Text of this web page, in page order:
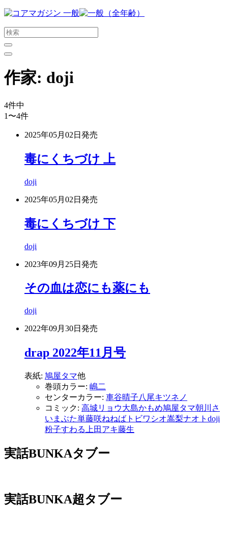
メ
ン
コ
ン
ン
ツ
ス
キ
作家: doji
4件中
1〜4件
2025年05月02日 発売
毒にくちづけ 上
doji
2025年05月02日 発売
毒にくちづけ 下
doji
2023年09月25日 発売
その血は恋にも薬にも
doji
2022年09月30日 発売
drap 2022年11月号
表紙: 鳩屋タマ他
巻頭カラー: 嶋二
センターカラー: 車谷晴子八尾キツネノ
コミック: 高城リョウ大島かもめ鳩屋タマ朝川さ
い まぶた単藤咲ねねば トビワシオ嵩梨ナオト doji
粉子すわる 上田アキ藤生
実話BUNKAタブー
実話BUNKA超タブー